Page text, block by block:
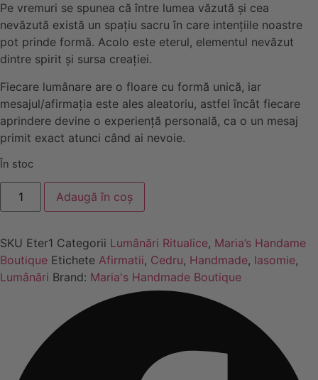
Pe vremuri se spunea că între lumea văzută şi cea
nevăzută există un spaţiu sacru în care intenţiile noastre
pot prinde formă. Acolo este eterul, elementul nevăzut
dintre spirit şi sursa creaţiei.
Fiecare lumânare are o floare cu formă unică, iar
mesajul/afirmația este ales aleatoriu, astfel încât fiecare
aprindere devine o experiență personală, ca o un mesaj
primit exact atunci când ai nevoie.
În stoc
Cantitate
Lumânare
Eter
of
an
Answer
Adaugă în coș
SKU Eter1 Categorii Lumânări Ritualice, Maria’s Handame
Boutique Etichete Afirmatii, Cedru, Handmade, Iasomie,
Lumânări Brand: Maria's Handmade Boutique